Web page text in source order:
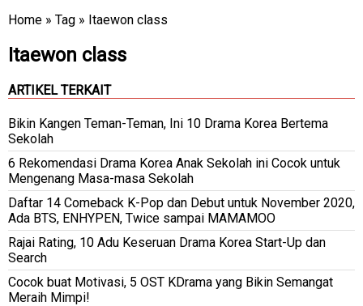
Home » Tag » Itaewon class
Itaewon class
ARTIKEL TERKAIT
Bikin Kangen Teman-Teman, Ini 10 Drama Korea Bertema
Sekolah
6 Rekomendasi Drama Korea Anak Sekolah ini Cocok untuk
Mengenang Masa-masa Sekolah
Daftar 14 Comeback K-Pop dan Debut untuk November 2020,
Ada BTS, ENHYPEN, Twice sampai MAMAMOO
Rajai Rating, 10 Adu Keseruan Drama Korea Start-Up dan
Search
Cocok buat Motivasi, 5 OST KDrama yang Bikin Semangat
Meraih Mimpi!